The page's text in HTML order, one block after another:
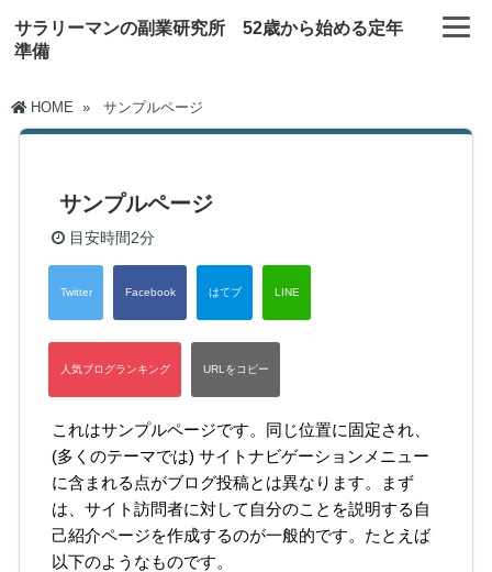
サラリーマンの副業研究所 52歳から始める定年
準備
HOME » サンプルページ
サンプルページ
目安時間2分
これはサンプルページです。同じ位置に固定され、
(多くのテーマでは) サイトナビゲーションメニュー
に含まれる点がブログ投稿とは異なります。まず
は、サイト訪問者に対して自分のことを説明する自
己紹介ページを作成するのが一般的です。たとえば
以下のようなものです。